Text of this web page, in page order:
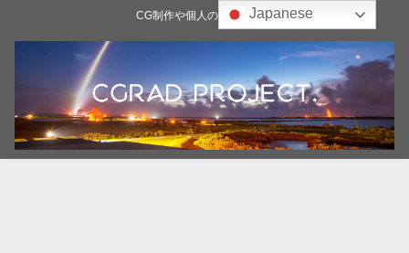
CG制作や個人の雑記ブログJapanese